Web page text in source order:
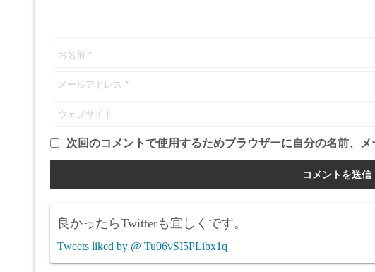
次回のコメントで使用するためブラウザーに自分の名前、メ
良かったらTwitterも宜しくです。
Tweets liked by @ Tu96vSI5PLibx1q